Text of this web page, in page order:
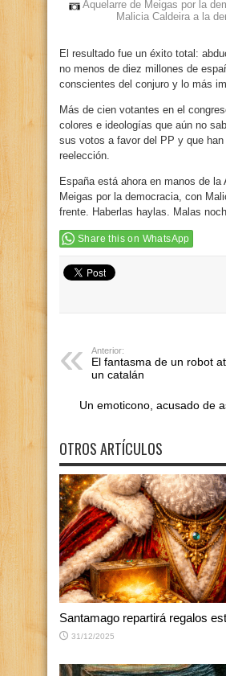
Aquelarre de Meigas por la
Malicia Caldeira a la
El resultado fue un éxito total:
no menos de diez millones de
conscientes del conjuro y lo más
Más de cien votantes en el
colores e ideologías que aún no
sus votos a favor del PP y que han
reelección.
España está ahora en manos de la
Meigas por la democracia, con
frente. Haberlas haylas. Malas
Share this on WhatsApp
Anterior:
El fantasma de un robot
un catalán
Un emoticono, acusado de
OTROS ARTÍCULOS
Santamago repartirá regalos
31/12/2025